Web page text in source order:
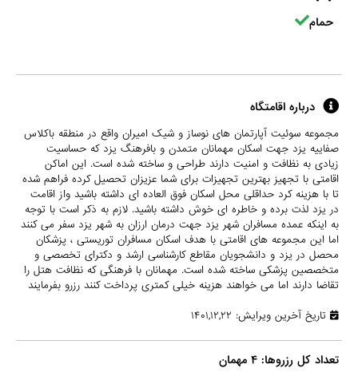
حمام
درباره اقامتگاه
مجموعه سوئیت آپارتمان های نوساز و شیک امیران واقع در منطقه باکلاس
صفاییه یزد جهت اسکان مهمانان متمدن و بافرهنگ یزد که حساسیت
زیادی به نظافت و امنیت دارند طراحی و ساخته شده است. این اماکن
اقامتی با تجهیز بهترین تجهیزات برای شما عزیزان تحصیل کرده فراهم شده
تا با هزینه کرد حداقلی محل اسکان فوق العاده ای داشته باشید واز اقامت
در یزد لذت برده و خاطره ای خوش داشته باشید. لازم به ذکر است با توجه
به اینکه عمده مسافران شهر یزد جهت درمان ارزان به شهر یزد سفر می کنند
اما این مجموعه های اقامتی با هدف اسکان مسافران توریستی ، پزشکان
محصل در یزد و دانشجویان مقاطع کارشناسی ارشد و دکترای تخصصی و
متخصصین پزشکی ساخته شده است. مهمانان با فرهنگی که نظافت هتل را
تقاضا دارند اما می خواهند هزینه خیلی کمتری پرداخت کنند رزرو بفرمایند
تاریخ آخرین ویرایش: ۱۴۰۱,۱۲,۲۲
تعداد کل رزروها: ۴ مهمان